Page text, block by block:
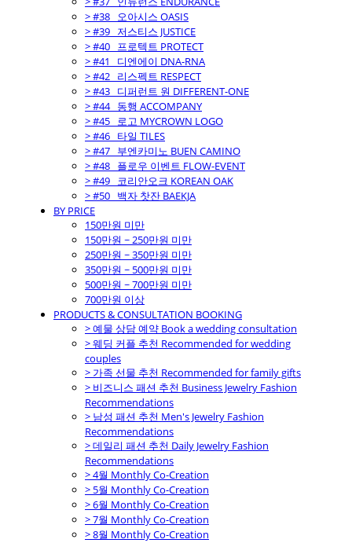
> #38_ 오아시스 OASIS
> #39_ 저스티스 JUSTICE
> #40_ 프로텍트 PROTECT
> #41_ 디엔에이 DNA-RNA
> #42_ 리스펙트 RESPECT
> #43_ 디퍼런트 원 DIFFERENT-ONE
> #44_ 동행 ACCOMPANY
> #45_ 로고 MYCROWN LOGO
> #46_ 타일 TILES
> #47_ 부엔카미노 BUEN CAMINO
> #48_ 플로우 이벤트 FLOW-EVENT
> #49_ 코리안오크 KOREAN OAK
> #50_ 백자 찻잔 BAEKJA
BY PRICE
150만원 미만
150만원 ~ 250만원 미만
250만원 ~ 350만원 미만
350만원 ~ 500만원 미만
500만원 ~ 700만원 미만
700만원 이상
PRODUCTS & CONSULTATION BOOKING
> 예물 상담 예약 Book a wedding consultation
> 웨딩 커플 추천 Recommended for wedding
couples
> 가족 선물 추천 Recommended for family gifts
> 비즈니스 패션 추천 Business Jewelry Fashion
Recommendations
> 남성 패션 추천 Men's Jewelry Fashion
Recommendations
> 데일리 패션 추천 Daily Jewelry Fashion
Recommendations
> 4월 Monthly Co-Creation
> 5월 Monthly Co-Creation
> 6월 Monthly Co-Creation
> 7월 Monthly Co-Creation
> 8월 Monthly Co-Creation